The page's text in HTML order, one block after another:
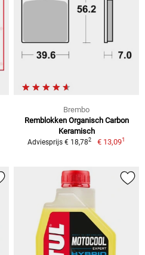
Brembo
Remblokken Organisch Carbon
Keramisch
Adviesprijs € 18,782 € 13,091